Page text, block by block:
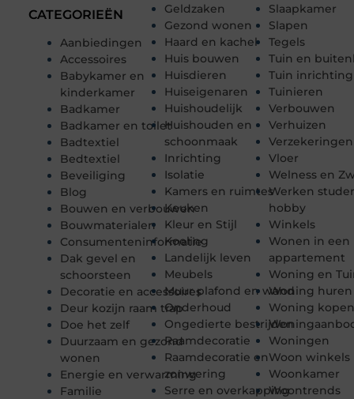
CATEGORIEËN
Aanbiedingen
Accessoires
Babykamer en
kinderkamer
Badkamer
Badkamer en toilet
Badtextiel
Bedtextiel
Beveiliging
Blog
Bouwen en verbouwen
Bouwmaterialen
Consumenteninformatie
Dak gevel en
schoorsteen
Decoratie en accessoires
Deur kozijn raam trap
Doe het zelf
Duurzaam en gezond
wonen
Energie en verwarming
Familie
Geldzaken
Gezond wonen
Haard en kachel
Huis bouwen
Huisdieren
Huiseigenaren
Huishoudelijk
Huishouden en
schoonmaak
Inrichting
Isolatie
Kamers en ruimtes
Keuken
Kleur en Stijl
Koeling
Landelijk leven
Meubels
Muur plafond en wand
Onderhoud
Ongedierte bestrijden
Raamdecoratie
Raamdecoratie en
zonwering
Serre en overkapping
Slaapkamer
Slapen
Tegels
Tuin en
Tuin inrichting
Tuinieren
Verbouwen
Verhuizen
Verzekeringen
Vloer
Welness en
Werken
hobby
Winkels
Wonen in een
appartement
Woning en
Woning huren
Woning
Woningen
Woon winkels
Woonkamer
Woontrends